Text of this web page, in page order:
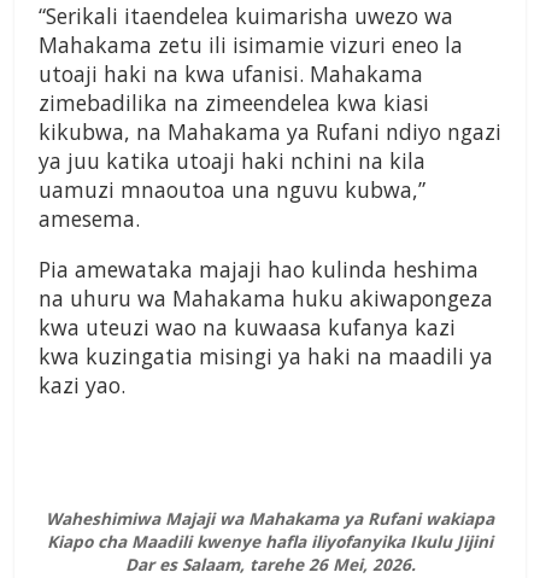
“Serikali itaendelea kuimarisha uwezo wa
Mahakama zetu ili isimamie vizuri eneo la
utoaji haki na kwa ufanisi. Mahakama
zimebadilika na zimeendelea kwa kiasi
kikubwa, na Mahakama ya Rufani ndiyo ngazi
ya juu katika utoaji haki nchini na kila
uamuzi mnaoutoa una nguvu kubwa,”
amesema.
Pia amewataka majaji hao kulinda heshima
na uhuru wa Mahakama huku akiwapongeza
kwa uteuzi wao na kuwaasa kufanya kazi
kwa kuzingatia misingi ya haki na maadili ya
kazi yao.
Waheshimiwa Majaji wa Mahakama ya Rufani wakiapa
Kiapo cha Maadili kwenye hafla iliyofanyika Ikulu Jijini
Dar es Salaam, tarehe 26 Mei, 2026.